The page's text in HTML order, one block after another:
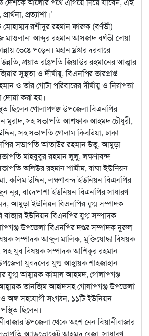
প্রত্যাশা।’
রশীদুর রহমান ফারুক (বর্ণভী)
মাওলানা আব্দুর রহমান আসজাদ বর্ণভী দোয়া
ভেঙে পড়েন। মহান ম্রষ্টার দরবারে
প্রয়াত রাষ্ট্রপতি জিয়াউর রহমানের আত্মার
সুস্থতা ও দীর্ঘায়ু, বিএনপির ভারপ্রাপ্ত
ও তাঁর গোটা পরিবারের দীর্ঘায়ু ও নিরাপত্তা
দোয়া করা হয়।
ছিলেন গোলাপগঞ্জ উপজেলা বিএনপির
মুরাদ, সহ সভাপতি আশফাক আহমদ চৌধুরী,
সহ সভাপতি গোলাম কিবরিয়া, ঢাকা
সভাপতি আতাউর রহমান উতু, আমুড়া
মাহবুবুর রহমান লুলু, লক্ষণাবন্দ
অলিউর রহমান শামীম, বাঘা ইউনিয়ন
কলিম উদ্দিন, লক্ষণাবন্দ ইউনিয়ন বিএনপির
নূর, বাদেপাশা ইউনিয়ন বিএনপির সাধারণ
আমুড়া ইউনিয়ন বিএনপির যুগ্ম সম্পাদক
বাজার ইউনিয়ন বিএনপির যুগ্ম সম্পাদক
উপজেলা বিএনপির দপ্তর সম্পাদক নুরুল
সম্পাদক আব্দুল মালিক, মুক্তিযোদ্ধা বিষয়ক
সহ যুব বিষয়ক সম্পাদক আশিকুর রহমান
যুবদলের যুগ্ম আহ্বায়ক শাহজাহান
আহ্বায়ক কামাল আহমদ, গোলাপগঞ্জ
তানজিম আহাদসহ গোলাপগঞ্জ উপজেলা
অঙ্গ সহযোগী সংগঠন, ১১টি ইউনিয়ন
ছিলেন।
উপজেলা থেকে অংশ নেন বিয়ানীবাজার
অ্যাডভোকেট আহমদ রেজা, সাধারণ